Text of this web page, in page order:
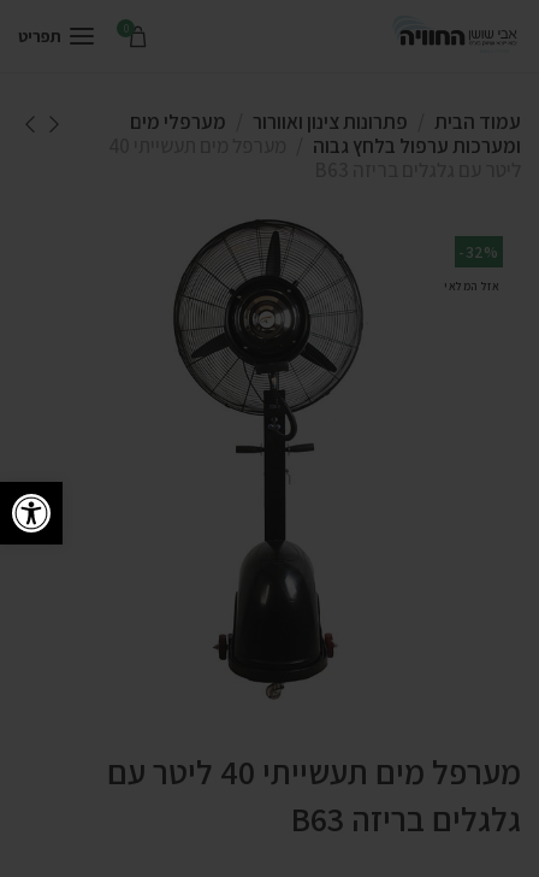
פתח
0 תפריט
עמוד הבית פתרונות צינון ואוורור
מערפלי מים
ומערכות ערפול בלחץ גבוה
-32%
אזל המלאי
מערפל מים תעשייתי 40 ליטר עם
גלגלים בריזה B63